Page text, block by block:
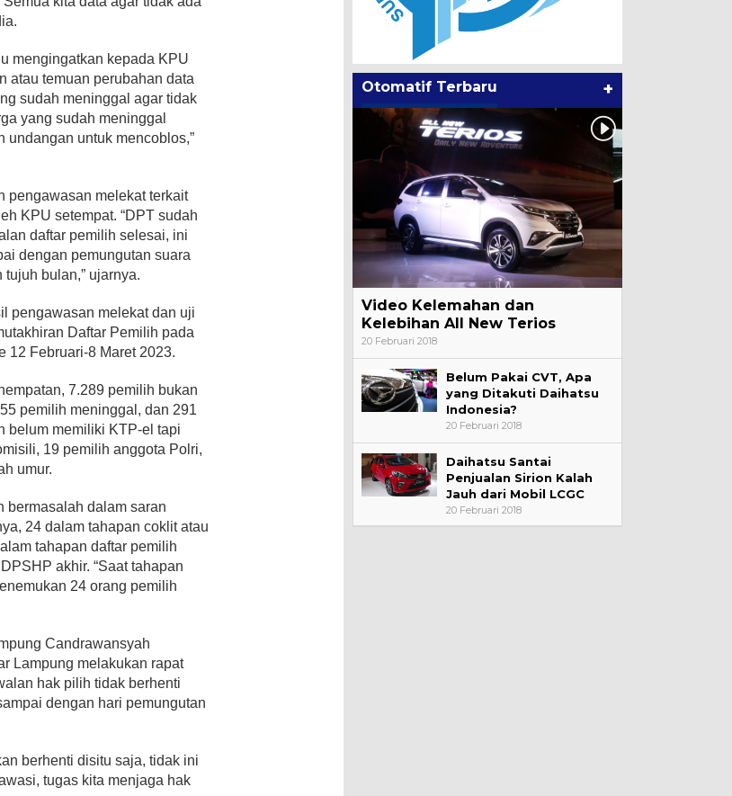
mengingatkan kepada KPU
atau temuan perubahan data
sudah meninggal agar tidak
yang sudah meninggal
untuk mencoblos,”
pengawasan melekat terkait
KPU setempat. “DPT sudah
daftar pemilih selesai, ini
dengan pemungutan suara
bulan,” ujarnya.
pengawasan melekat dan uji
Daftar Pemilih pada
12 Februari-8 Maret 2023.
7.289 pemilih bukan
pemilih meninggal, dan 291
belum memiliki KTP-el tapi
19 pemilih anggota Polri,
umur.
bermasalah dalam saran
24 dalam tahapan coklit atau
tahapan daftar pemilih
akhir. “Saat tahapan
24 orang pemilih
Candrawansyah
Lampung melakukan rapat
hak pilih tidak berhenti
dengan hari pemungutan
berhenti disitu saja, tidak ini
tugas kita menjaga hak
Otomatif Terbaru +
Video Kelemahan dan
Kelebihan All New Terios
20 Februari 2018
Belum Pakai CVT, Apa
yang Ditakuti Daihatsu
Indonesia?
20 Februari 2018
Daihatsu Santai
Penjualan Sirion Kalah
Jauh dari Mobil LCGC
20 Februari 2018